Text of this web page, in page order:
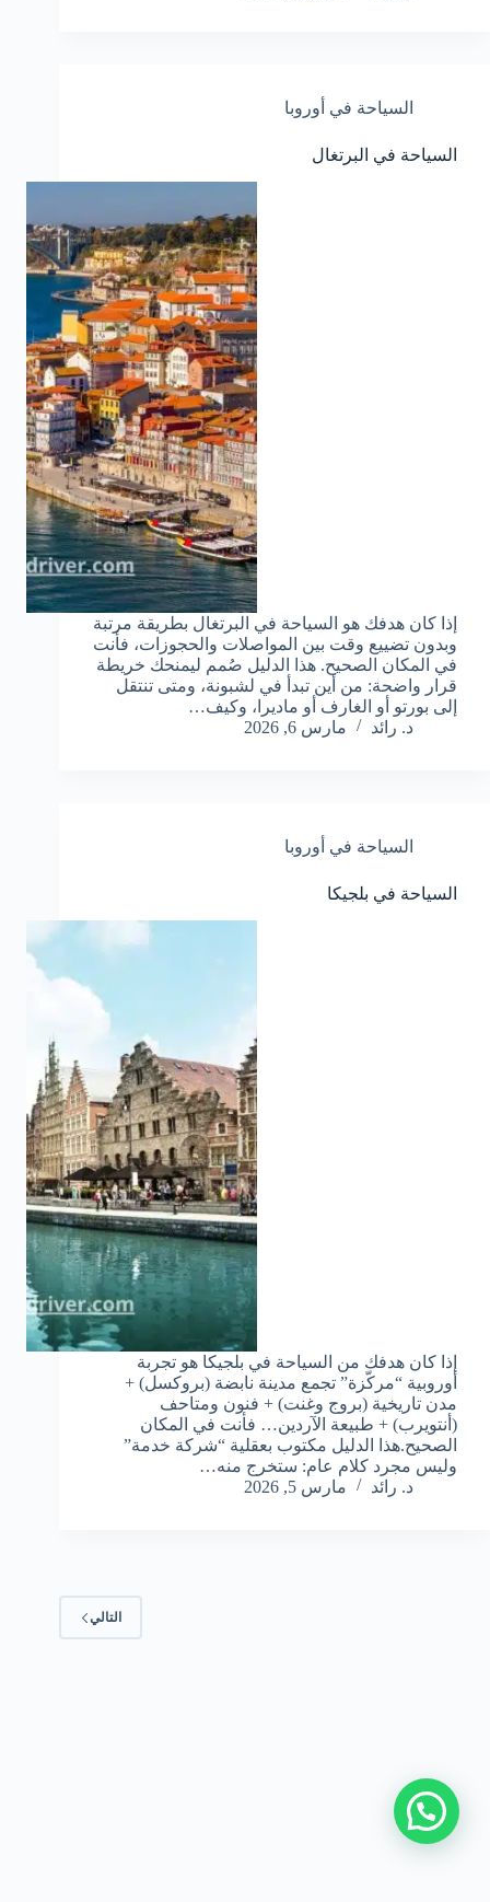
السياحة في أوروبا
السياحة في البرتغال
إذا كان هدفك هو السياحة في البرتغال بطريقة مرتبة
وبدون تضييع وقت بين المواصلات والحجوزات، فأنت
في المكان الصحيح. هذا الدليل صُمم ليمنحك خريطة
قرار واضحة: من أين تبدأ في لشبونة، ومتى تنتقل
إلى بورتو أو الغارف أو ماديرا، وكيف…
د. رائد
مارس 6, 2026
السياحة في أوروبا
السياحة في بلجيكا
إذا كان هدفك من السياحة في بلجيكا هو تجربة
أوروبية “مركّزة” تجمع مدينة نابضة (بروكسل) +
مدن تاريخية (بروج وغنت) + فنون ومتاحف
(أنتويرب) + طبيعة الآردين… فأنت في المكان
الصحيح.هذا الدليل مكتوب بعقلية “شركة خدمة”
وليس مجرد كلام عام: ستخرج منه…
د. رائد
مارس 5, 2026
التالي